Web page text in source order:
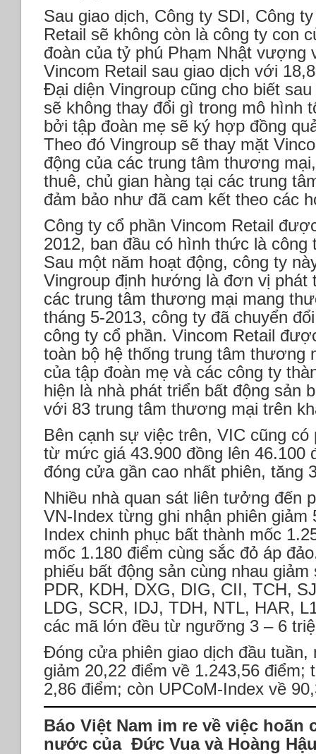
Sau giao dịch, Công ty SDI, Công
Retail sẽ không còn là công ty con
đoàn của tỷ phú Phạm Nhật vượng
Vincom Retail sau giao dịch với
Đại diện Vingroup cũng cho biết
sẽ không thay đổi gì trong mô hình
bởi tập đoàn mẹ sẽ ký hợp đồng
Theo đó Vingroup sẽ thay mặt
động của các trung tâm thương
thuê, chủ gian hàng tại các trung
đảm bảo như đã cam kết theo các
Công ty cổ phần Vincom Retail
2012, ban đầu có hình thức là công
Sau một năm hoạt động, công ty
Vingroup định hướng là đơn vị phát
các trung tâm thương mại mang
tháng 5-2013, công ty đã chuyển
công ty cổ phần. Vincom Retail
toàn bộ hệ thống trung tâm thương
của tập đoàn mẹ và các công ty
hiện là nhà phát triển bất động sản
với 83 trung tâm thương mại trên
Bên cạnh sự việc trên, VIC cũng có
từ mức giá 43.900 đồng lên 46.100
đóng cửa gần cao nhất phiên, tăng
Nhiều nhà quan sát liên tưởng đến
VN-Index từng ghi nhận phiên giảm
Index chinh phục bất thành mốc
mốc 1.180 điểm cùng sắc đỏ áp
phiếu bất động sản cùng nhau
PDR, KDH, DXG, DIG, CII, TCH,
LDG, SCR, IDJ, TDH, NTL, HAR,
các mã lớn đều từ ngưỡng 3 – 6
Đóng cửa phiên giao dịch đầu tuần,
giảm 20,22 điểm về 1.243,56 điểm;
2,86 điểm; còn UPCoM-Index về
Báo Việt Nam im re về việc hoãn
nước của Đức Vua và Hoàng